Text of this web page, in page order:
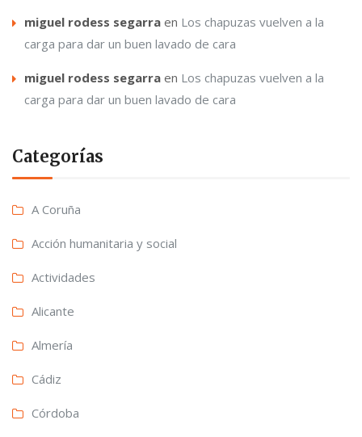
miguel rodess segarra en Los chapuzas vuelven a la
carga para dar un buen lavado de cara
miguel rodess segarra en Los chapuzas vuelven a la
carga para dar un buen lavado de cara
Categorías
A Coruña
Acción humanitaria y social
Actividades
Alicante
Almería
Cádiz
Córdoba